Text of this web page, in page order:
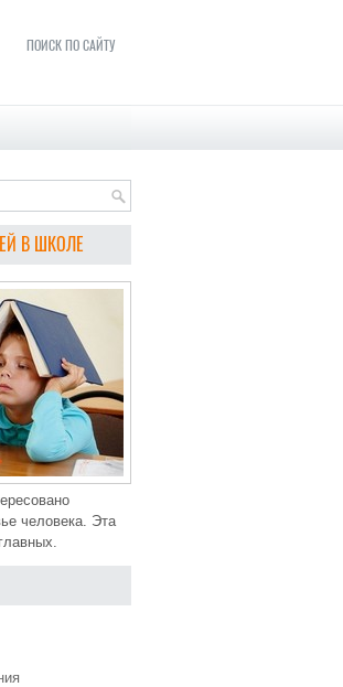
ПОИСК ПО САЙТУ
В ШКОЛЕ
человека. Эта